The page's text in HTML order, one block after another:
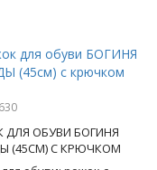
ОБУВИ БОГИНЯ
(45СМ) С КРЮЧКОМ